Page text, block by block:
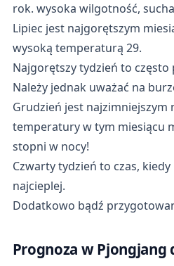
rok. wysoka wilgotność,
Lipiec jest najgorętszym
wysoką temperaturą 29.
Najgorętszy tydzień to często
Należy jednak uważać na
Grudzień jest najzimniejszym
temperatury w tym miesiącu
stopni w nocy!
Czwarty tydzień to czas,
najcieplej.
Dodatkowo bądź
Prognoza w Pjongjang